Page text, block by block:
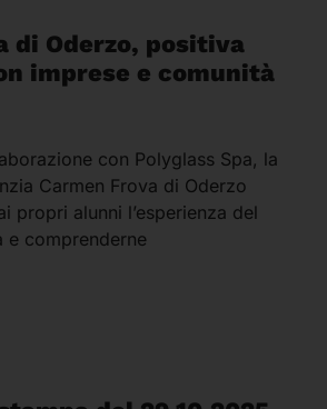
di Oderzo, positiva
imprese e comunità
con Polyglass Spa, la
Carmen Frova di Oderzo
propri alunni l’esperienza del
e comprenderne